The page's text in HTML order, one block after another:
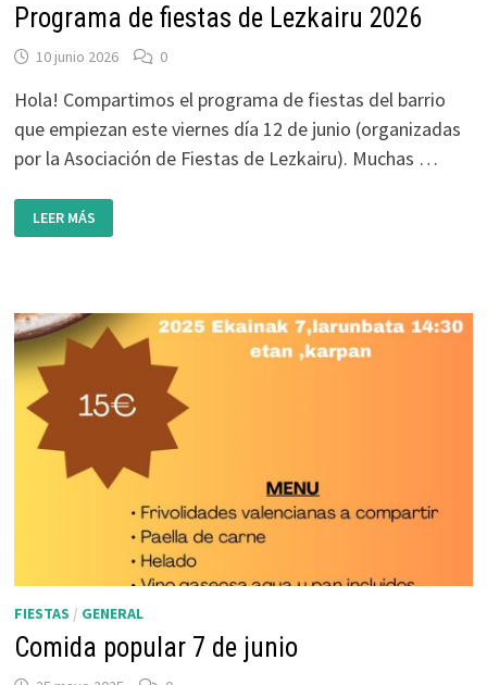
Programa de fiestas de Lezkairu 2026
10 junio 2026 0
Hola! Compartimos el programa de fiestas del barrio
que empiezan este viernes día 12 de junio (organizadas
por la Asociación de Fiestas de Lezkairu). Muchas …
PROGRAMA
DE
FIESTAS
LEER MÁS
FIESTAS / GENERAL
Comida popular 7 de junio